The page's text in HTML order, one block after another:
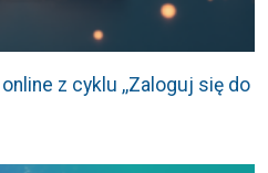
z cyklu ,,Zaloguj się do